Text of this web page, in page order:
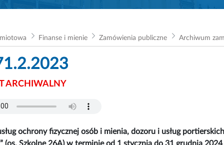
Finanse i mienie Zamówienia publiczne Archiwum
ARCHIWALNY
ochrony fizycznej osób i mienia, dozoru i usług
(os. Szkolne 26A) w terminie od 1 stycznia do 31 grudnia 2024